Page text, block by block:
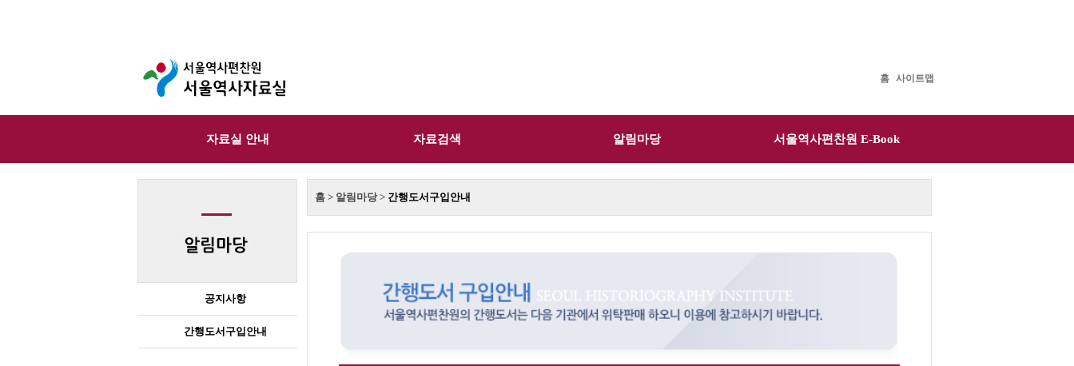
홈 사이트맵
자료실 안내 자료검색 알림마당 서울역사편찬원 E-Book
공지사항
간행도서구입안내
홈 > 알림마당 > 간행도서구입안내